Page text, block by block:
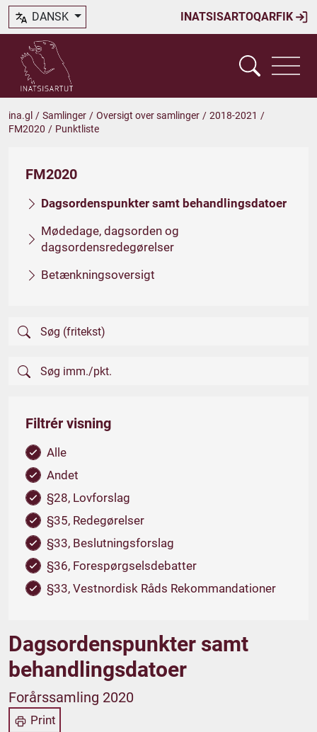
INATSISARTOQARFIK
DANSK
ina.gl / Samlinger / Oversigt over samlinger / 2018-2021 /
FM2020 / Punktliste
FM2020
Dagsordenspunkter samt behandlingsdatoer
Mødedage, dagsorden og
dagsordensredegørelser
Betænkningsoversigt
Filtrér visning
Alle
Andet
§28, Lovforslag
§35, Redegørelser
§33, Beslutningsforslag
§36, Forespørgselsdebatter
§33, Vestnordisk Råds Rekommandationer
Dagsordenspunkter samt
behandlingsdatoer
Forårssamling 2020
Print